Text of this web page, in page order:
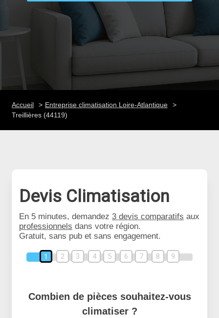
Accueil
Entreprise climatisation Loire-Atlantique
Treillières (44119)
Devis Climatisation
En 5 minutes, demandez 3 devis comparatifs aux
professionnels dans votre région.
Gratuit, sans pub et sans engagement.
1 2 3 4 5 6 7 8 9
Combien de pièces souhaitez-vous
climatiser ?